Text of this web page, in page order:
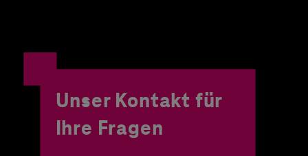
Unser Kontakt für
Ihre Fragen